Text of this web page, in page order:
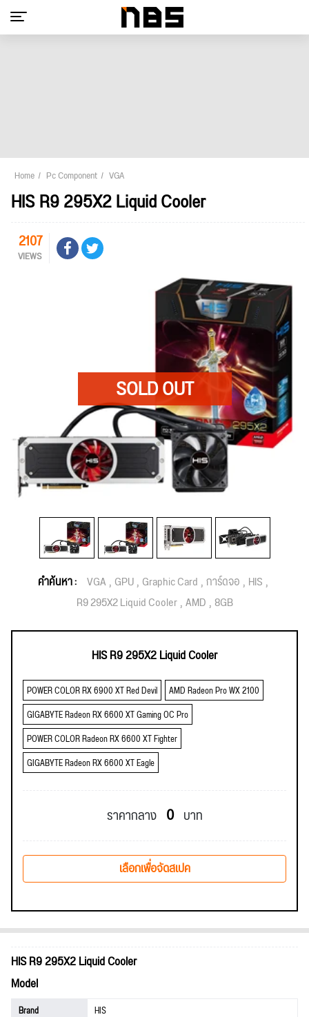
Home Pc Component VGA
HIS R9 295X2 Liquid Cooler
2107
VIEWS
คำค้นหา : VGA GPU Graphic Card การ์ดจอ HIS
R9 295X2 Liquid Cooler AMD 8GB
HIS R9 295X2 Liquid Cooler
POWER COLOR RX 6900 XT Red Devil
AMD Radeon Pro WX 2100
GIGABYTE Radeon RX 6600 XT Gaming OC Pro
POWER COLOR Radeon RX 6600 XT Fighter
GIGABYTE Radeon RX 6600 XT Eagle
ราคากลาง 0 บาท
เลือกเพื่อจัดสเปค
HIS R9 295X2 Liquid Cooler
Model
Brand
HIS